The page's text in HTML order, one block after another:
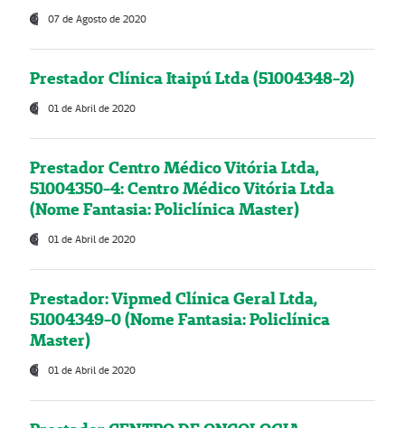
07 de Agosto de 2020
Prestador Clínica Itaipú Ltda (51004348-2)
01 de Abril de 2020
Prestador Centro Médico Vitória Ltda,
51004350-4: Centro Médico Vitória Ltda
(Nome Fantasia: Policlínica Master)
01 de Abril de 2020
Prestador: Vipmed Clínica Geral Ltda,
51004349-0 (Nome Fantasia: Policlínica
Master)
01 de Abril de 2020